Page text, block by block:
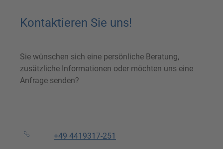
Kontaktieren Sie uns!
Sie wünschen sich eine persönliche Beratung,
zusätzliche Informationen oder möchten uns eine
Anfrage senden?
+49 4419317-251